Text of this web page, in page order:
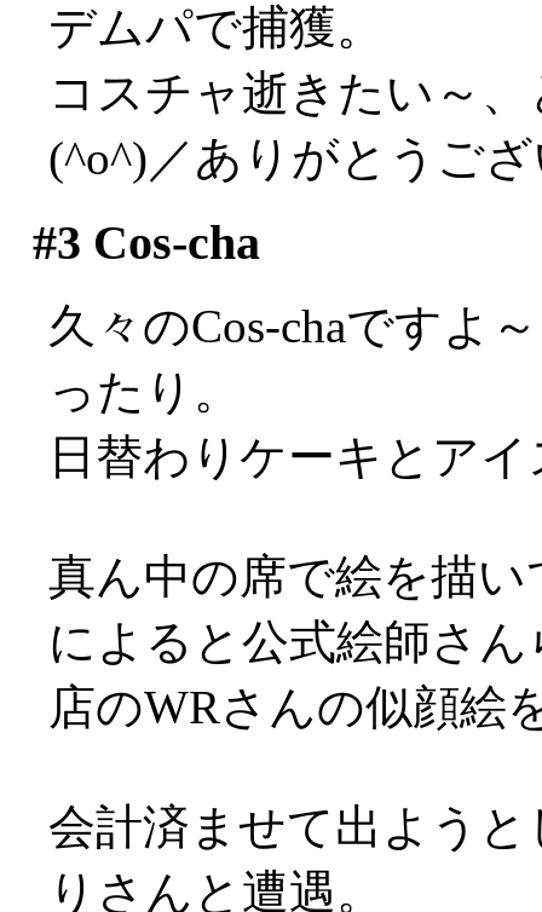
デムパで捕獲。
コスチャ逝きたい～
(^o^)／ありがとうご
#3 Cos-cha
久々のCos-chaですよ
ったり。
日替わりケーキとア
真ん中の席で絵を描
によると公式絵師さ
店のWRさんの似顔絵
会計済ませて出よう
りさんと遭遇。